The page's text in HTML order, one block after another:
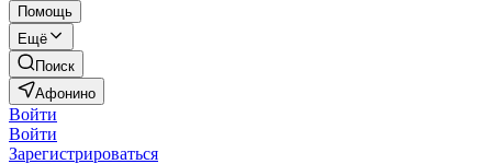
Помощь
Ещё
Поиск
Афонино
Войти
Войти
Зарегистрироваться